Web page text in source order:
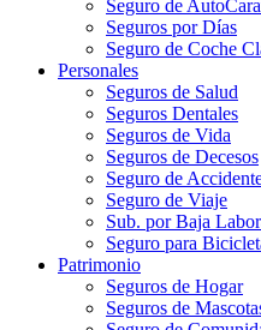
Seguro de
Seguros por Días
Seguro de Coche
Personales
Seguros de Salud
Seguros Dentales
Seguros de Vida
Seguros de Decesos
Seguro de
Seguro de Viaje
Sub. por Baja
Seguro para
Patrimonio
Seguros de Hogar
Seguros de